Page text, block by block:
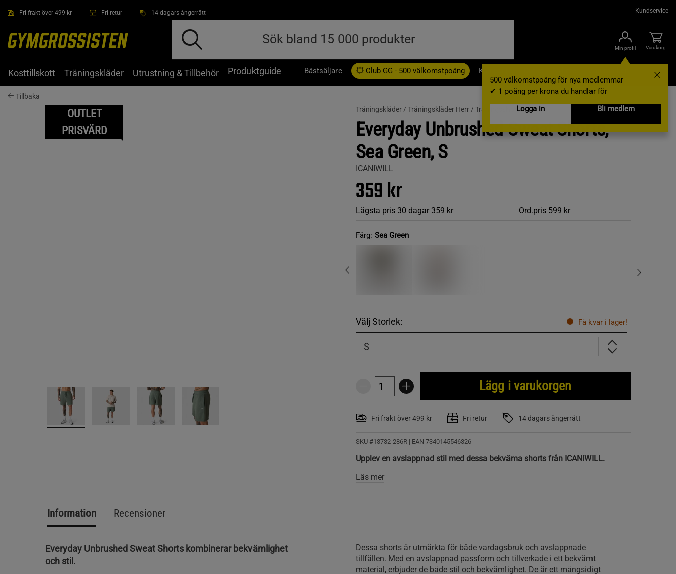
Fri frakt över 499 kr Fri retur 14 dagars ångerrätt Kundservice
Min profil
500 välkomstpoäng för nya medlemmar
✔ 1 poäng per krona du handlar för
Logga in
Bli medlem
Varukorg
Kosttillskott Träningskläder Utrustning & Tillbehör Produktguide Bästsäljare 💥 Club GG - 500 välkomstpoäng Kampanjer
Tillbaka
OUTLET
PRISVÄRD
Träningskläder / Träningskläder Herr / Träningsshorts
Everyday Unbrushed Sweat Shorts,
Sea Green, S
ICANIWILL
359 kr
Lägsta pris 30 dagar 359 kr Ord.pris 599 kr
Färg: Sea Green
Välj Storlek: Få kvar i lager!
S
Lägg i varukorgen
Fri frakt över 499 kr Fri retur 14 dagars ångerrätt
SKU #13732-286R | EAN 7340145546326
Upplev en avslappnad stil med dessa bekväma shorts från ICANIWILL.
Läs mer
Information Recensioner
Everyday Unbrushed Sweat Shorts kombinerar bekvämlighet
och stil.
Dessa shorts är utmärkta för både vardagsbruk och avslappnade
tillfällen. Med en avslappnad passform och tillverkade i ett bekvämt
material, erbjuder de både stil och bekvämlighet. De är ett mångsidigt